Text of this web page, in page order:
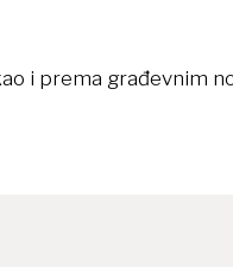
i prema građevnim